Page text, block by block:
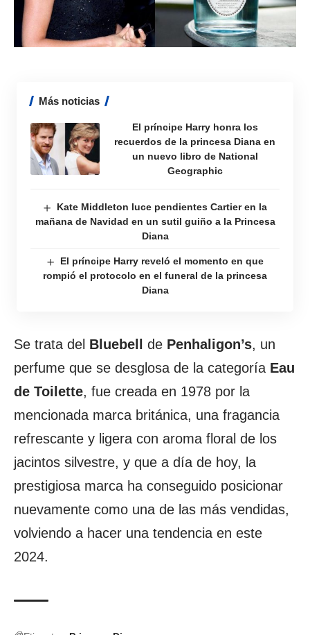
Más noticias
El príncipe Harry honra los
recuerdos de la princesa Diana en
un nuevo libro de National
Geographic
Kate Middleton luce pendientes Cartier en la
mañana de Navidad en un sutil guiño a la Princesa
Diana
El príncipe Harry reveló el momento en que
rompió el protocolo en el funeral de la princesa
Diana
Se trata del Bluebell de Penhaligon’s, un
perfume que se desglosa de la categoría Eau
de Toilette, fue creada en 1978 por la
mencionada marca británica, una fragancia
refrescante y ligera con aroma floral de los
jacintos silvestre, y que a día de hoy, la
prestigiosa marca ha conseguido posicionar
nuevamente como una de las más vendidas,
volviendo a hacer una tendencia en este
2024.